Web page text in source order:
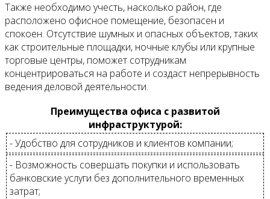
Также необходимо учесть, насколько район, где
расположено офисное помещение, безопасен и
спокоен. Отсутствие шумных и опасных объектов, таких
как строительные площадки, ночные клубы или крупные
торговые центры, поможет сотрудникам
концентрироваться на работе и создаст непрерывность
ведения деловой деятельности.
Преимущества офиса с развитой
инфраструктурой:
- Удобство для сотрудников и клиентов компании;
- Возможность совершать покупки и использовать
банковские услуги без дополнительного временных
затрат;